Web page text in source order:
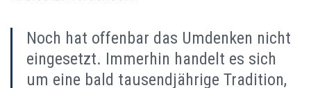
Noch hat offenbar das Umdenken nicht
eingesetzt. Immerhin handelt es sich
um eine bald tausendjährige Tradition,